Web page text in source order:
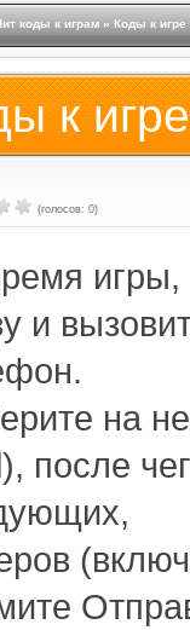
коды к играм » Коды к
к
(голосов: 0)
игры,
и
на
после